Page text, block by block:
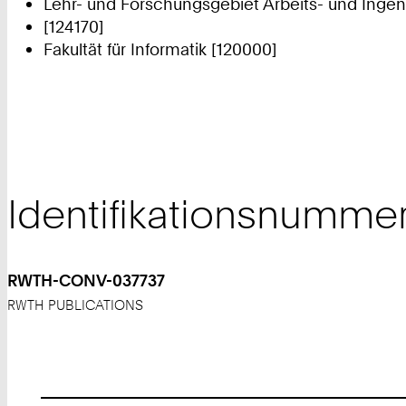
[124170]
Fakultät für Informatik [120000]
RWTH-CONV-037737
RWTH PUBLICATIONS